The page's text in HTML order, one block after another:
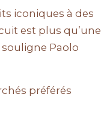
iconiques à des
est plus qu’une
Paolo
préférés